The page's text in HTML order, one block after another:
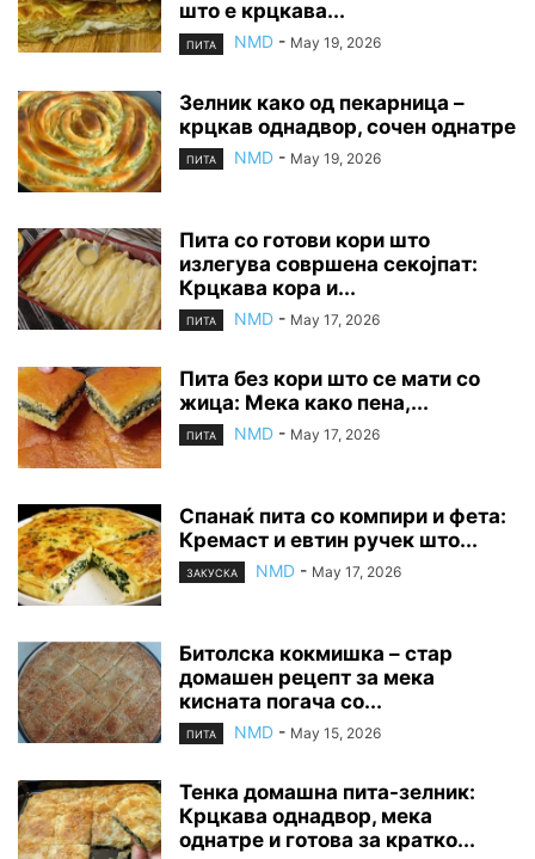
што е крцкава...
ПИТА NMD - May 19, 2026
Зелник како од пекарница –
крцкав однадвор, сочен однатре
ПИТА NMD - May 19, 2026
Пита со готови кори што
излегува совршена секојпат:
Крцкава кора и...
ПИТА NMD - May 17, 2026
Пита без кори што се мати со
жица: Мека како пена,...
ПИТА NMD - May 17, 2026
Спанаќ пита со компири и фета:
Кремаст и евтин ручек што...
ЗАКУСКА NMD - May 17, 2026
Битолска кокмишка – стар
домашен рецепт за мека
кисната погача со...
ПИТА NMD - May 15, 2026
Тенка домашна пита-зелник:
Крцкава однадвор, мека
однатре и готова за кратко...